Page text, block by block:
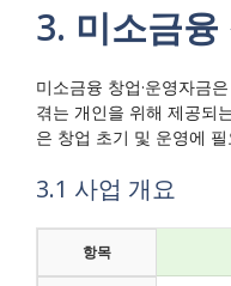
3. 미소금융
미소금융 창업·운영자금
겪는 개인을 위해 제공되
은 창업 초기 및 운영에
3.1 사업 개요
항목